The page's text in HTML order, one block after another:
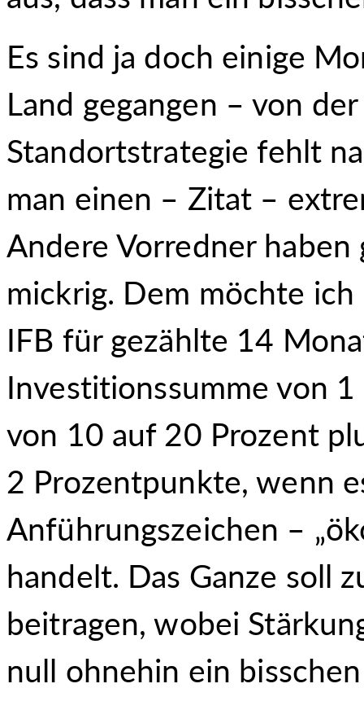
Es sind ja doch einige
Land gegangen – von
Standortstrategie fehlt
man einen – Zitat –
Andere Vorredner
mickrig. Dem möchte
IFB für gezählte 14
Investitionssumme von
von 10 auf 20 Prozent
2 Prozentpunkte, wenn
Anführungszeichen –
handelt. Das Ganze soll
beitragen, wobei
null ohnehin ein